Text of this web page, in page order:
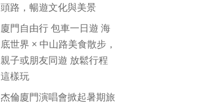
頭路，暢遊文化與美景
廈門自由行 包車一日遊 海
底世界 × 中山路美食散步，
親子或朋友同遊 放鬆行程
這樣玩
杰倫廈門演唱會掀起暑期旅